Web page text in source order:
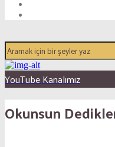
YouTube Kanalımız
Okunsun